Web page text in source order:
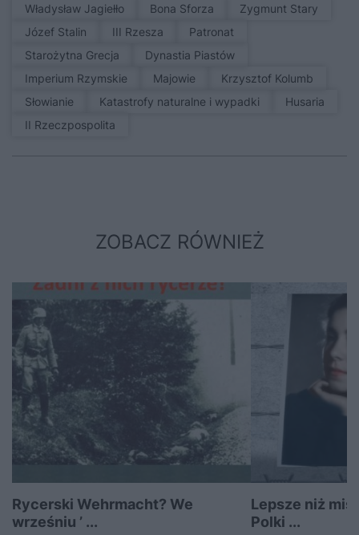
Władysław Jagiełło Bona Sforza
Zygmunt Stary
Józef Stalin
III Rzesza
patronat
Starożytna Grecja
Dynastia Piastów
Imperium Rzymskie
Majowie
Krzysztof Kolumb
Słowianie
Katastrofy naturalne i wypadki
Husaria
II Rzeczpospolita
ZOBACZ RÓWNIEŻ
Rycerski Wehrmacht? We
wrześniu ’ ...
Lepsze niż
Polki ...